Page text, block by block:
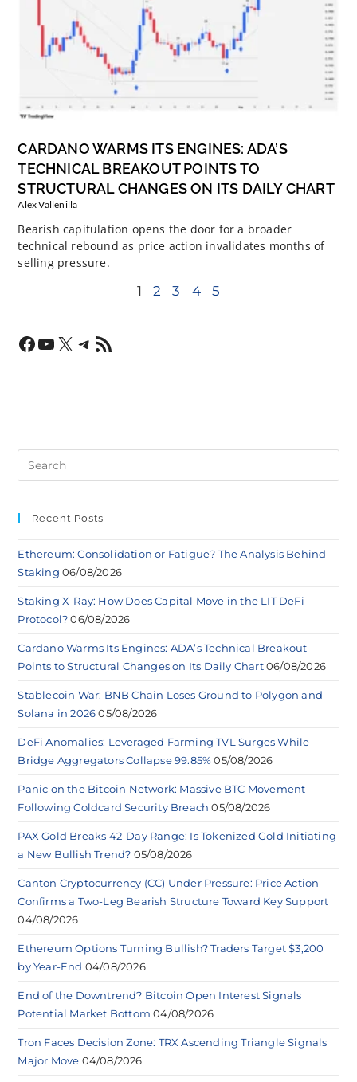
CARDANO WARMS ITS ENGINES: ADA’S
TECHNICAL BREAKOUT POINTS TO
STRUCTURAL CHANGES ON ITS DAILY CHART
Alex Vallenilla
Bearish capitulation opens the door for a broader
technical rebound as price action invalidates months of
selling pressure.
1 2 3 4 5
Recent Posts
Ethereum: Consolidation or Fatigue? The Analysis Behind
Staking 06/08/2026
Staking X-Ray: How Does Capital Move in the LIT DeFi
Protocol? 06/08/2026
Cardano Warms Its Engines: ADA’s Technical Breakout
Points to Structural Changes on Its Daily Chart 06/08/2026
Stablecoin War: BNB Chain Loses Ground to Polygon and
Solana in 2026 05/08/2026
DeFi Anomalies: Leveraged Farming TVL Surges While
Bridge Aggregators Collapse 99.85% 05/08/2026
Panic on the Bitcoin Network: Massive BTC Movement
Following Coldcard Security Breach 05/08/2026
PAX Gold Breaks 42-Day Range: Is Tokenized Gold Initiating
a New Bullish Trend? 05/08/2026
Canton Cryptocurrency (CC) Under Pressure: Price Action
Confirms a Two-Leg Bearish Structure Toward Key Support
04/08/2026
Ethereum Options Turning Bullish? Traders Target $3,200
by Year-End 04/08/2026
End of the Downtrend? Bitcoin Open Interest Signals
Potential Market Bottom 04/08/2026
Tron Faces Decision Zone: TRX Ascending Triangle Signals
Major Move 04/08/2026